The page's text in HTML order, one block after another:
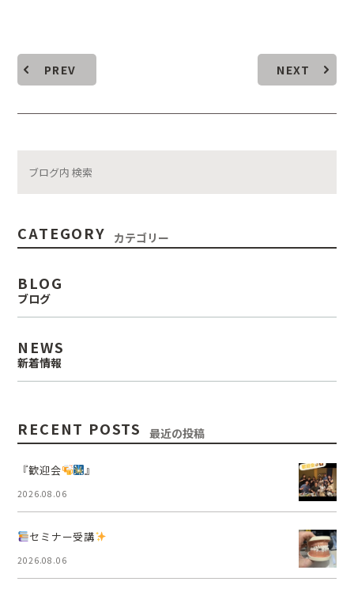
PREV NEXT
CATEGORY カテゴリー
BLOG
ブログ
NEWS
新着情報
RECENT POSTS 最近の投稿
『歓迎会 』
2026.08.06
セミナー受講
2026.08.06